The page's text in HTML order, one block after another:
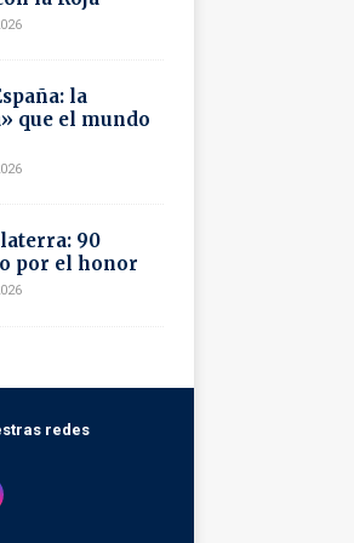
la
que el mundo
90
por el honor
redes